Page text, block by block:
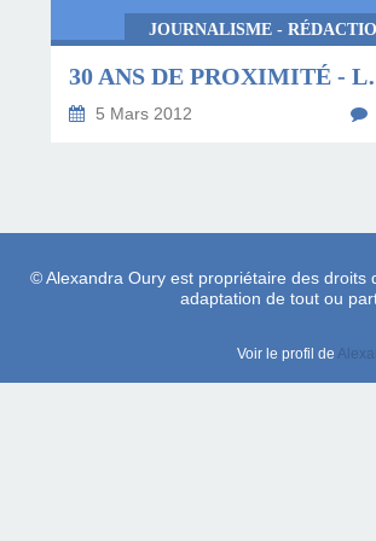
JOURNALISME -
30 ANS DE
5 Mars 2012
© Alexandra Oury est propriétaire des droits
adaptation de tout ou
Voir le profil de